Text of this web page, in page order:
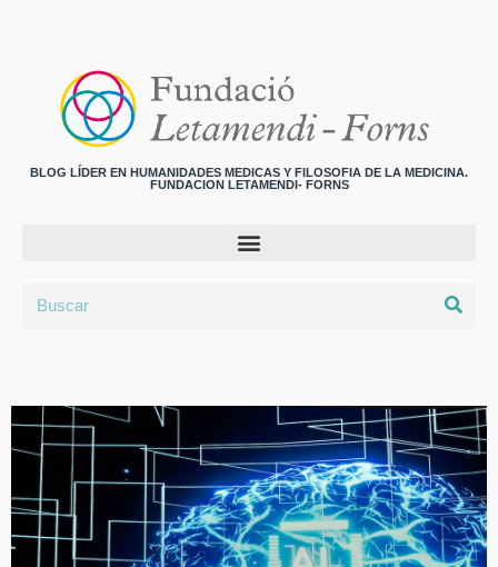
BLOG LÍDER EN HUMANIDADES MEDICAS Y FILOSOFIA DE LA MEDICINA.
FUNDACION LETAMENDI- FORNS